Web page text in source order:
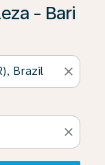
- Bari
close
close
clique em